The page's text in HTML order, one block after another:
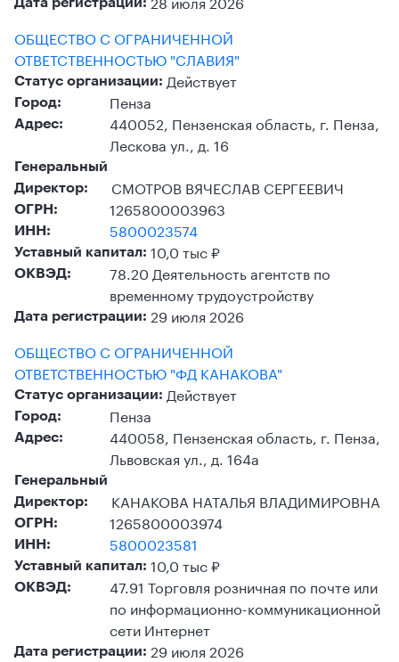
ОБЩЕСТВО С ОГРАНИЧЕННОЙ
ОТВЕТСТВЕННОСТЬЮ "СЛАВИЯ"
Статус организации: Действует
Город: Пенза
Адрес:
440052, Пензенская область, г. Пенза,
Лескова ул., д. 16
Генеральный
Директор:
СМОТРОВ ВЯЧЕСЛАВ СЕРГЕЕВИЧ
ОГРН: 1265800003963
ИНН: 5800023574
Уставный капитал: 10,0 тыс ₽
ОКВЭД:
78.20 Деятельность агентств по
временному трудоустройству
Дата регистрации: 29 июля 2026
ОБЩЕСТВО С ОГРАНИЧЕННОЙ
ОТВЕТСТВЕННОСТЬЮ "ФД КАНАКОВА"
Статус организации: Действует
Город: Пенза
Адрес:
440058, Пензенская область, г. Пенза,
Львовская ул., д. 164а
Генеральный
Директор:
КАНАКОВА НАТАЛЬЯ ВЛАДИМИРОВНА
ОГРН: 1265800003974
ИНН: 5800023581
Уставный капитал: 10,0 тыс ₽
ОКВЭД:
47.91 Торговля розничная по почте или
по информационно-коммуникационной
сети Интернет
Дата регистрации: 29 июля 2026